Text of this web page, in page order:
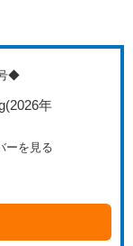
◆
(2026年
ーを見る